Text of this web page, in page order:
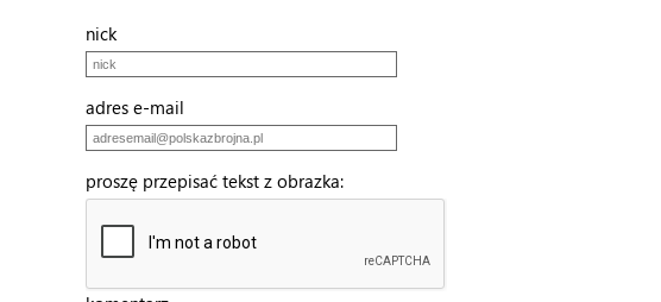
nick
adres e-mail
proszę przepisać tekst z obrazka: